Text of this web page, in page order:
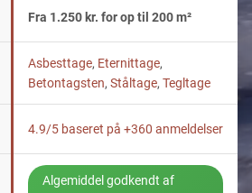
Fra 1.250 kr. for op til 200 m²
Asbesttage, Eternittage,
Betontagsten, Ståltage, Tegltage
4.9/5 baseret på +360 anmeldelser
Algemiddel godkendt af